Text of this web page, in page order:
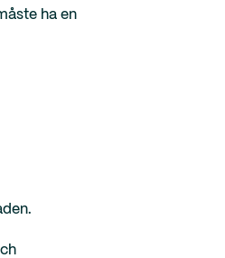
ha en